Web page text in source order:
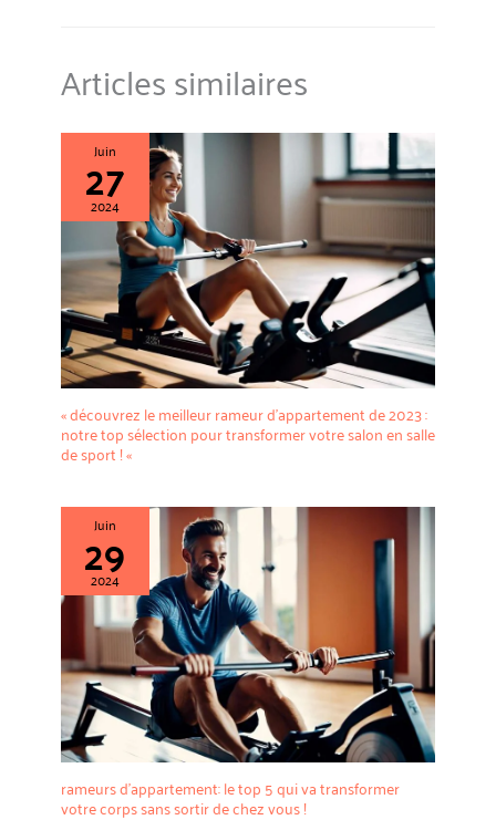
Articles similaires
Juin
27
2024
« découvrez le meilleur rameur d’appartement de 2023 :
notre top sélection pour transformer votre salon en salle
de sport ! «
Juin
29
2024
rameurs d’appartement: le top 5 qui va transformer
votre corps sans sortir de chez vous !